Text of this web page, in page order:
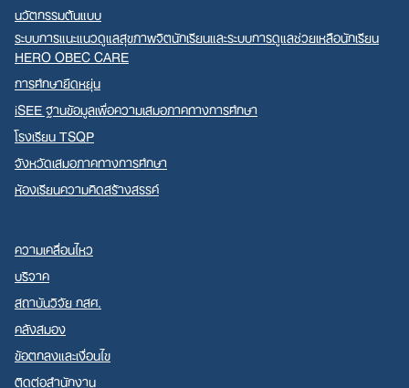
นวัตกรรมต้นแบบ
ระบบการแนะแนวดูแลสุขภาพจิตนักเรียนและระบบการดูแลช่วยเหลือนักเรียน
HERO OBEC CARE
การศึกษายืดหยุ่น
iSEE ฐานข้อมูลเพื่อความเสมอภาคทางการศึกษา
โรงเรียน TSQP
จังหวัดเสมอภาคทางการศึกษา
ห้องเรียนความคิดสร้างสรรค์
ความเคลื่อนไหว
บริจาค
สถาบันวิจัย กสศ.
คลังสมอง
ข้อตกลงและเงื่อนไข
ติดต่อสำนักงาน